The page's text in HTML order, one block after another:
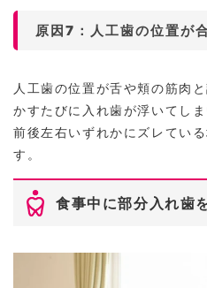
原因7：人工歯の位置が
人工歯の位置が舌や頬の筋肉
かすたびに入れ歯が浮いてしま
前後左右いずれかにズレてい
す。
食事中に部分入れ歯